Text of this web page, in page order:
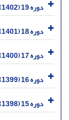
دوره 19 (1402)
دوره 18 (1401)
دوره 17 (1400)
دوره 16 (1399)
دوره 15 (1398)